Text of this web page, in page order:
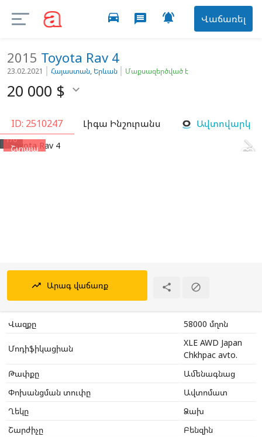
Վաճառել

message
directions_car
2015 Toyota Rav 4
23.02.2021 Հայաստան, Երևան Մաքսազերծված է
20 000 $ 
ID: 2510247 Լիգա Ինշուրանս Ավտովարկ
1/6
favorite_border
Շտապ
 
trending_up Արագ վաճառք  
Վազքը 58000 մղոն
Մոդիֆիկացիան
XLE AWD Japan
Chkhpac avto.
Թափքը
Ամենագնաց
Փոխանցման տուփը
Ավտոմատ
Ղեկը
Ձախ
Շարժիչը
Բենզին